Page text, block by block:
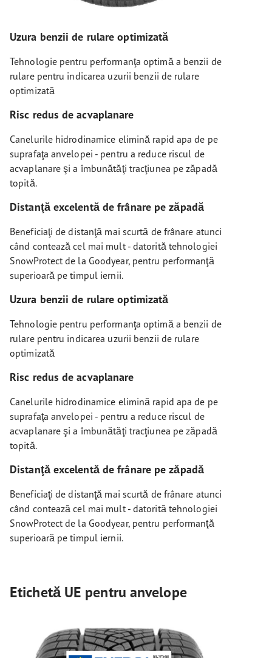
Uzura benzii de rulare optimizată
Tehnologie pentru performanţa optimă a benzii de
rulare pentru indicarea uzurii benzii de rulare
optimizată
Risc redus de acvaplanare
Canelurile hidrodinamice elimină rapid apa de pe
suprafaţa anvelopei - pentru a reduce riscul de
acvaplanare şi a îmbunătăţi tracţiunea pe zăpadă
topită.
Distanţă excelentă de frânare pe zăpadă
Beneficiaţi de distanţă mai scurtă de frânare atunci
când contează cel mai mult - datorită tehnologiei
SnowProtect de la Goodyear, pentru performanţă
superioară pe timpul iernii.
Uzura benzii de rulare optimizată
Tehnologie pentru performanţa optimă a benzii de
rulare pentru indicarea uzurii benzii de rulare
optimizată
Risc redus de acvaplanare
Canelurile hidrodinamice elimină rapid apa de pe
suprafaţa anvelopei - pentru a reduce riscul de
acvaplanare şi a îmbunătăţi tracţiunea pe zăpadă
topită.
Distanţă excelentă de frânare pe zăpadă
Beneficiaţi de distanţă mai scurtă de frânare atunci
când contează cel mai mult - datorită tehnologiei
SnowProtect de la Goodyear, pentru performanţă
superioară pe timpul iernii.
Etichetă UE pentru anvelope